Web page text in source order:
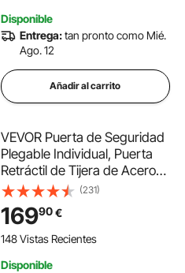
Disponible
Entrega:tan pronto como Mié.
Ago. 12
Añadir al carrito
VEVOR Puerta de Seguridad
Plegable Individual, Puerta
Retráctil de Tijera de Acero
1260 x 1975 mm con
Cerradura y Ruedas
Giratorias de 360° para
Seguridad de Entrada,
(231)
16990€
148 Vistas Recientes
Disponible